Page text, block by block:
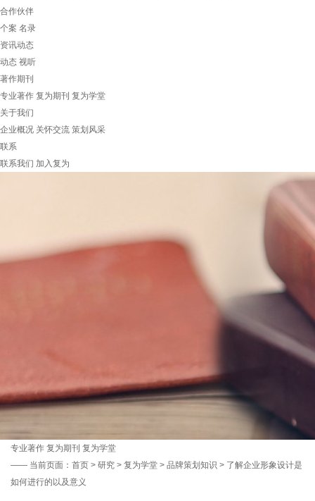
合作伙伴
个案 名录
资讯动态
动态 视听
著作期刊
专业著作 复为期刊 复为学堂
关于我们
企业概况 关怀交流 策划风采
联系
联系我们 加入复为
专业著作 复为期刊 复为学堂
—— 当前页面： 首页 > 研究 > 复为学堂 > 品牌策划知识 > 了解企业形象设计是
如何进行的以及意义